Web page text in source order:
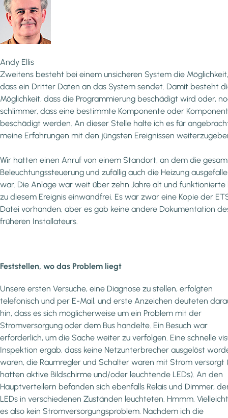
Andy Ellis
Zweitens besteht bei einem unsicheren System die Möglichkeit,
dass ein Dritter Daten an das System sendet. Damit besteht
Möglichkeit, dass die Programmierung beschädigt wird oder,
schlimmer, dass eine bestimmte Komponente oder
beschädigt werden. An dieser Stelle halte ich es für
meine Erfahrungen mit den jüngsten Ereignissen
Wir hatten einen Anruf von einem Standort, an dem die
Beleuchtungssteuerung und zufällig auch die Heizung
war. Die Anlage war weit über zehn Jahre alt und funktionierte
zu diesem Ereignis einwandfrei. Es war zwar eine Kopie der
Datei vorhanden, aber es gab keine andere Dokumentation
früheren Installateurs.
Feststellen, wo das Problem liegt
Unsere ersten Versuche, eine Diagnose zu stellen, erfolgten
telefonisch und per E-Mail, und erste Anzeichen deuteten
hin, dass es sich möglicherweise um ein Problem mit der
Stromversorgung oder dem Bus handelte. Ein Besuch war
erforderlich, um die Sache weiter zu verfolgen. Eine schnelle
Inspektion ergab, dass keine Netzunterbrecher ausgelöst
waren, die Raumregler und Schalter waren mit Strom versorgt
hatten aktive Bildschirme und/oder leuchtende LEDs). An den
Hauptverteilern befanden sich ebenfalls Relais und Dimmer,
LEDs in verschiedenen Zuständen leuchteten. Hmmm.
es also kein Stromversorgungsproblem. Nachdem ich die